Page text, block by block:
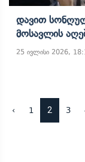
Დავით
Მოსავლის
25 ივლისი 2026,
‹ 1 2 3